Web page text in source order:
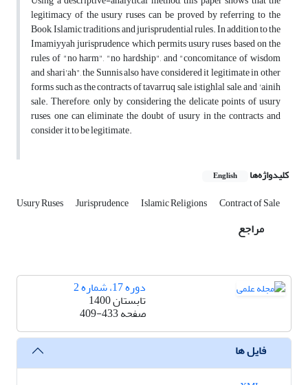
legitimacy of the usury ruses can be proved by referring to the
Book, Islamic traditions, and jurisprudential rules. In addition to the
Imamiyyah jurisprudence which permits usury ruses based on the
rules of "no harm", "no hardship", and "concomitance of wisdom
and shari'ah", the Sunnis also have considered it legitimate in other
forms such as the contracts of tavarruq sale, istighlal sale, and 'ainih
sale. Therefore, only by considering the delicate points of usury
ruses, one can eliminate the doubt of usury in the contracts and
consider it to be legitimate.
کلیدواژه‌ها English
Usury Ruses Jurisprudence Islamic Religions Contract of Sale
مراجع
دوره 17، شماره 2
تابستان 1400
صفحه409-433
فایل ها